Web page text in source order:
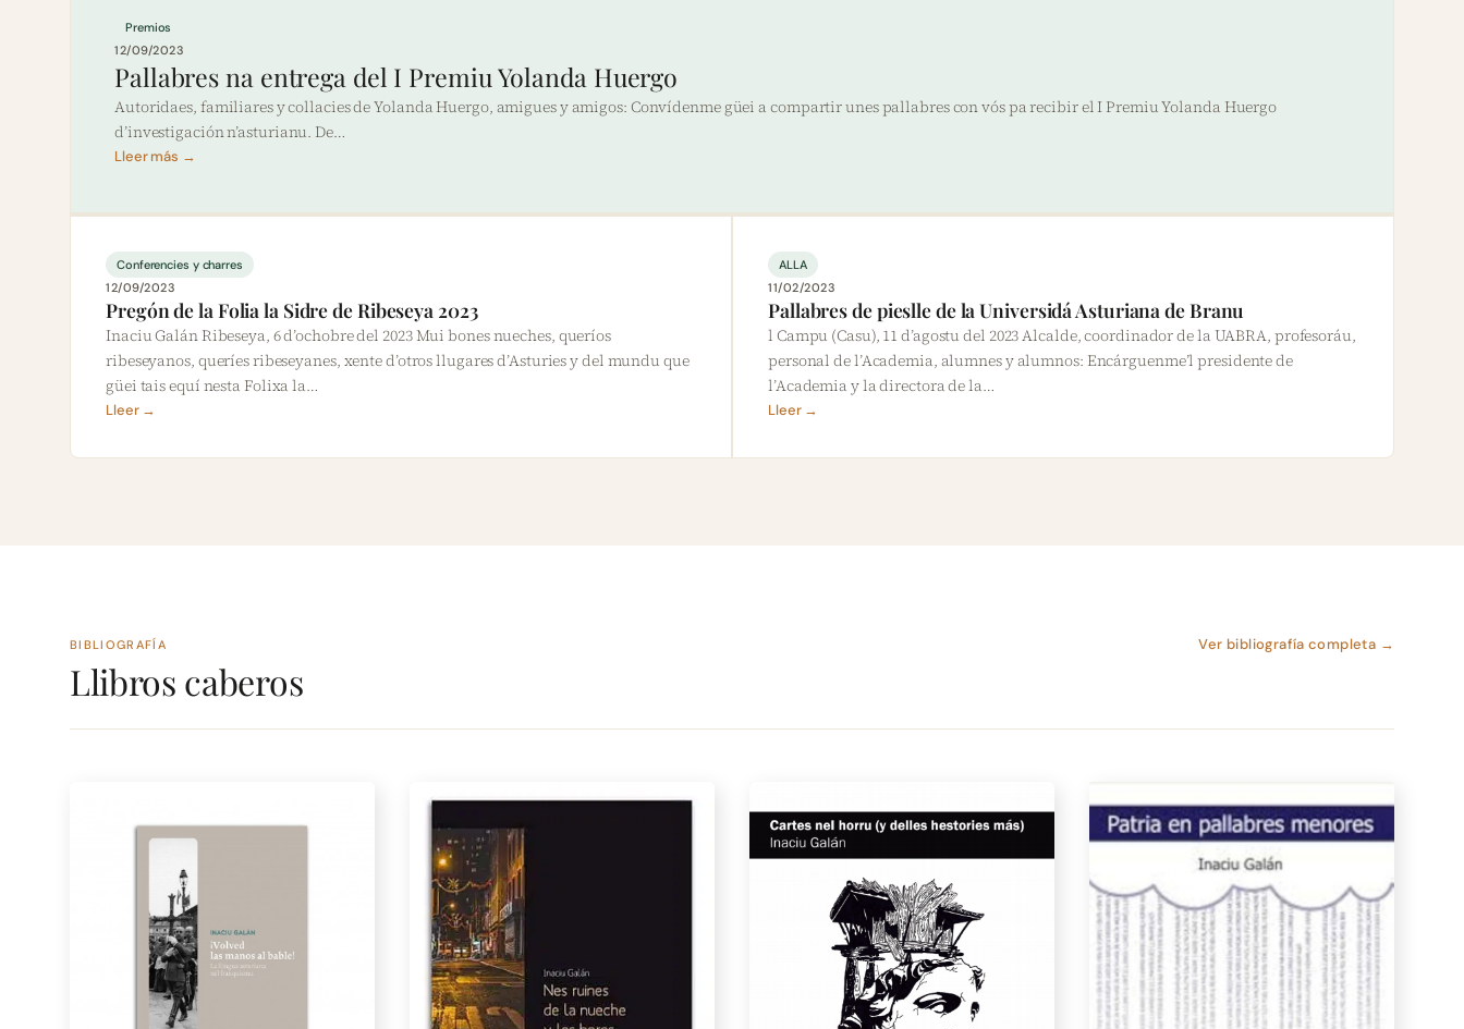
Premios
12/09/2023
Pallabres na entrega del I Premiu Yolanda Huergo
Autoridaes, familiares y collacies de Yolanda Huergo, amigues y amigos: Convídenme güei a compartir unes pallabres con vós pa recibir el I Premiu Yolanda Huergo
d’investigación n’asturianu. De…
Lleer más →
Conferencies y charres
12/09/2023
Pregón de la Folia la Sidre de Ribeseya 2023
Inaciu Galán Ribeseya, 6 d’ochobre del 2023 Mui bones nueches, queríos
ribeseyanos, queríes ribeseyanes, xente d’otros llugares d’Asturies y del mundu que
güei tais equí nesta Folixa la…
Lleer →
ALLA
11/02/2023
Pallabres de pieslle de la Universidá Asturiana de Branu
l Campu (Casu), 11 d’agostu del 2023 Alcalde, coordinador de la UABRA, profesoráu,
personal de l’Academia, alumnes y alumnos: Encárguenme’l presidente de
l’Academia y la directora de la…
Lleer →
BIBLIOGRAFÍA
Llibros caberos
Ver bibliografía completa →